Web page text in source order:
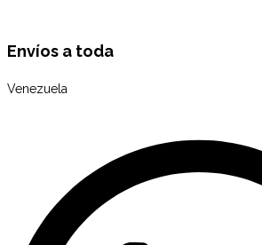
Envíos a toda
Venezuela